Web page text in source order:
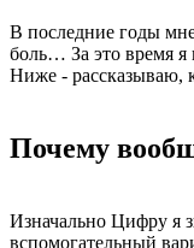
В последние годы
боль… За это время я
Ниже - рассказываю,
Почему
Изначально Цифру я
вспомогательный